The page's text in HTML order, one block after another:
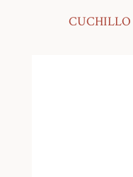
CUCHILLO